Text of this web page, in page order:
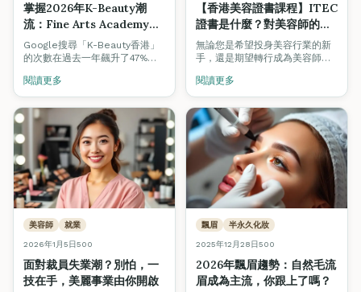
掌握2026年K-Beauty潮
流：Fine Arts Academy課
程如何提升您的專業技能
Google搜尋「K-Beauty香港」
的次數在過去一年飆升了47%。
新韓國美容趨勢如何重新定義香
港美容行業，以及如何透過專業
認證課程掌握這些技術。
閱讀更多
【香港美容證書課程】ITEC
證書是什麼？對美容師的職
涯有幫助嗎？
無論您是希望投身美容行業的新
手，還是期望轉行成為美容師的
程時，證書的認受性至關重要。
閱讀更多
美容師 就業
2026年1月5日500
面對裁員失業潮？別怕，一
技在手，美麗事業由你開啟
飄眉 半永久化妝
2025年12月28日500
2026年飄眉趨勢：自然毛流
眉成為主流，你跟上了嗎？